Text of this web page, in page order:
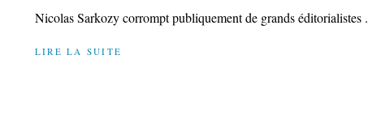
Nicolas Sarkozy corrompt publiquement de grands éditorialistes .
LIRE LA SUITE